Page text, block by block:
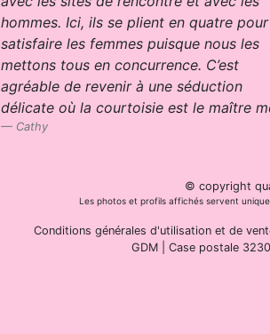
hommes. Ici, ils se plient en quatre pour
satisfaire les femmes puisque nous les
mettons tous en concurrence. C’est
agréable de revenir à une séduction
délicate où la courtoisie est le maître
Cathy
© copyright
Les photos et profils affichés servent
Conditions générales d'utilisation et de
GDM | Case postale